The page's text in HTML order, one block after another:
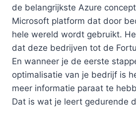
de belangrijkste Azure
Microsoft platform dat door
hele wereld wordt gebruikt.
dat deze bedrijven tot de
En wanneer je de eerste
optimalisatie van je bedrijf is
meer informatie paraat te
Dat is wat je leert gedurende